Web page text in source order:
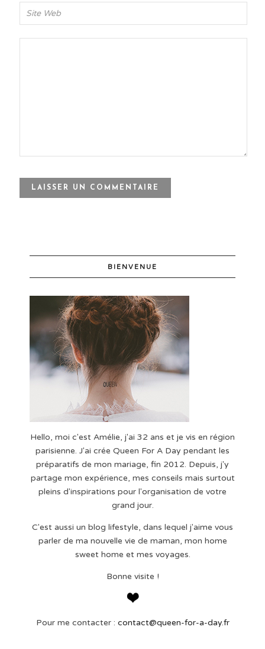
BIENVENUE
Hello, moi c'est Amélie, j'ai 32 ans et je vis en région
parisienne. J'ai crée Queen For A Day pendant les
préparatifs de mon mariage, fin 2012. Depuis, j'y
partage mon expérience, mes conseils mais surtout
pleins d'inspirations pour l'organisation de votre
grand jour.
C'est aussi un blog lifestyle, dans lequel j'aime vous
parler de ma nouvelle vie de maman, mon home
sweet home et mes voyages.
Bonne visite !
Pour me contacter : contact@queen-for-a-day.fr